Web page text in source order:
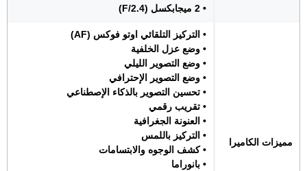
• 2 ميجابكسل (F/2.4)
مميزات الكاميرا
• التركيز التلقائي اوتو فوكس (AF)
• وضع عزل الخلفية
• وضع التصوير الليلي
• وضع التصوير الإحترافي
• تحسين التصوير بالذكاء الإصطناعي
• تقريب رقمي
• العنونة الجغرافية
• التركيز باللمس
• كشف الوجوه والابتسامات
• بانوراما